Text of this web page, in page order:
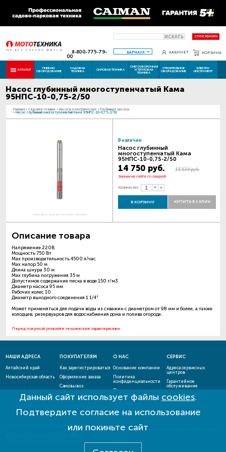
ИСКАТЬ СТАТУС РЕМОНТА
8-800-775-79-
00
БАРНАУЛ КАБИНЕТ КОРЗИНА
КАТАЛОГ ПНЕВМО
ОБОРУДОВАНИЕ
САДОВАЯ
ТЕХНИКА СИЛОВАЯ ТЕХНИКА
СНЕГОУБОРОЧНАЯ
И ТЕПЛОВАЯ
ТЕХНИКА
СТРОИТЕЛЬНОЕ
ОБОРУДОВАНИЕ
ЭЛЕКТРО
ИНСТРУМЕНТ
Насос глубинный многоступенчатый Кама
95НПС-10-0,75-2/50
Главная - Садовая техника - Насосы электрические - Глубинные насосы
- Насос глубинный многоступенчатый Кама 95НПС-10-0,75-2/50
Наведите для увеличения картинки
В наличии
Насос глубинный
многоступенчатый Кама
95НПС-10-0,75-2/50
14 750 руб. 15 530 руб.
Закажи на сайте со скидкой
Количество:
В КОРЗИНУ КУПИТЬ В 1 КЛИК
Описание товара
Напряжение 220В
Мощность 750 Вт
Max производительность 4500 л/час
Max напор 50 м
Длина шнура 30 м
Max глубина погружения 35 м
Допустимое содержание песка в воде 150 г/м3
Диаметр насоса 95 мм
Рабочих колес 10
Диаметр выходного соединения 1 1/4"
Может применяться для подачи воды из скважин с диаметром от 98 мм и более, а также
колодцев, резервуаров для водоснабжения дома и полива огорода.
Перед покупкой уточняйте технические характеристики
Данный сайт использует файлы cookies.
Подтвердите согласие на использование
или покиньте сайт
НАШИ АДРЕСА
Алтайский край
Новосибирская область
ПОКУПАТЕЛЯМ
Как зарегистрироваться
Оформление заказа
Самовывоз
Способы оплаты
О НАС
Основание компании
Политика
конфиденциальности
Пользовательское
соглашение
Акции и скидки
СЕРВИС
Адреса сервисных
центров
Гарантийное
обслуживание
Проверить статус
ремонта
ЕСТЬ ВОПРОСЫ? НАПИШИТЕ НАМ!